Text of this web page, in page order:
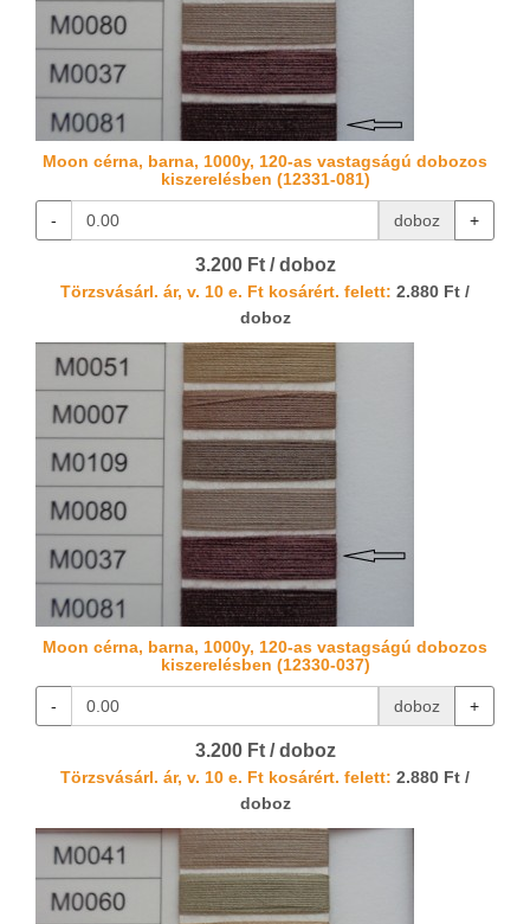
Moon cérna, barna, 1000y, 120-as vastagságú dobozos
kiszerelésben (12331-081)
- doboz +
3.200 Ft / doboz
Törzsvásárl. ár, v. 10 e. Ft kosárért. felett: 2.880 Ft /
doboz
Moon cérna, barna, 1000y, 120-as vastagságú dobozos
kiszerelésben (12330-037)
- doboz +
3.200 Ft / doboz
Törzsvásárl. ár, v. 10 e. Ft kosárért. felett: 2.880 Ft /
doboz